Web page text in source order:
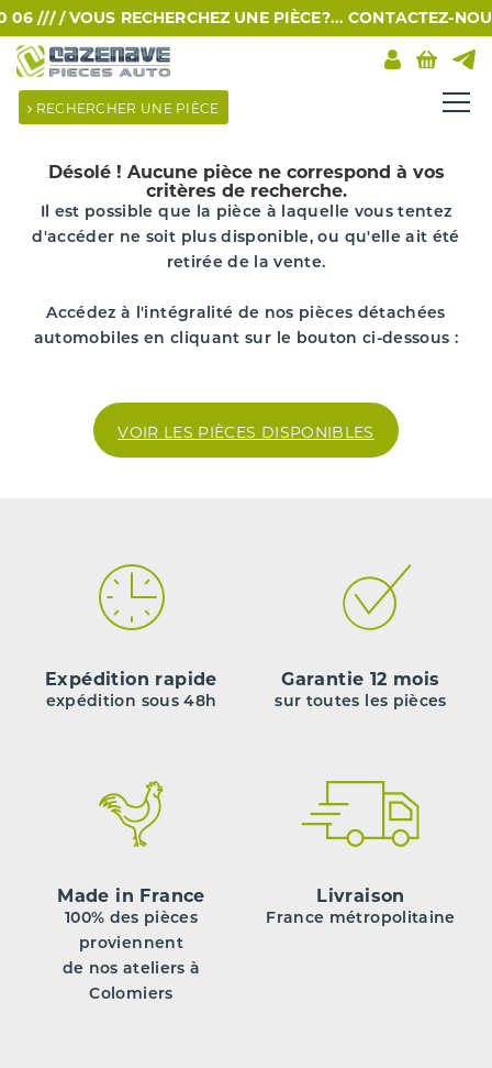
06 /// / VOUS RECHERCHEZ UNE PIÈCE?... CONTACTEZ-
RECHERCHER UNE PIÈCE
Désolé ! Aucune pièce ne correspond à vos
critères de recherche.
Il est possible que la pièce à laquelle vous tentez
d'accéder ne soit plus disponible, ou qu'elle ait été
retirée de la vente.
Accédez à l'intégralité de nos pièces détachées
automobiles en cliquant sur le bouton ci-dessous :
VOIR LES PIÈCES DISPONIBLES
Expédition rapide
expédition sous 48h
Garantie 12 mois
sur toutes les pièces
Made in France
100% des pièces
proviennent
de nos ateliers à
Colomiers
Livraison
France métropolitaine